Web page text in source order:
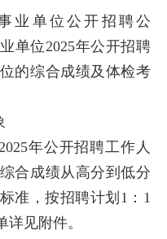
业单位公开招聘公
单位2025年公开招聘
的综合成绩及体检考
年公开招聘工作人
合成绩从高分到低分
准，按招聘计划1：1
见附件。